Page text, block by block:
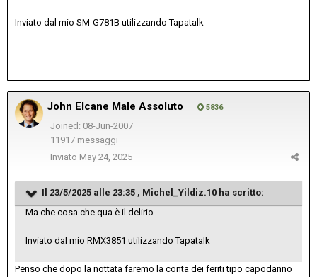
Inviato dal mio SM-G781B utilizzando Tapatalk
John Elcane Male Assoluto 5836
Joined: 08-Jun-2007
11917 messaggi
Inviato May 24, 2025
Il 23/5/2025 alle 23:35 , Michel_Yildiz.10 ha scritto:
Ma che cosa che qua è il delirio
Inviato dal mio RMX3851 utilizzando Tapatalk
Penso che dopo la nottata faremo la conta dei feriti tipo capodanno